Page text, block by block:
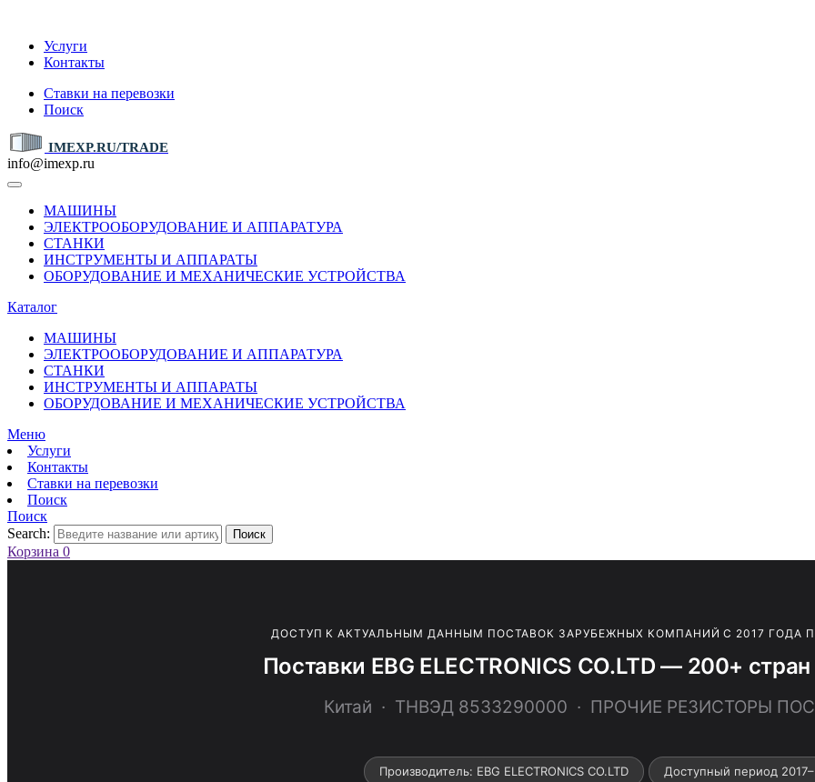
Услуги
Контакты
Ставки на перевозки
Поиск
IMEXP.RU/TRADE
info@imexp.ru
МАШИНЫ
ЭЛЕКТРООБОРУДОВАНИЕ И АППАРАТУРА
СТАНКИ
ИНСТРУМЕНТЫ И АППАРАТЫ
ОБОРУДОВАНИЕ И МЕХАНИЧЕСКИЕ УСТРОЙСТВА
Каталог
МАШИНЫ
ЭЛЕКТРООБОРУДОВАНИЕ И АППАРАТУРА
СТАНКИ
ИНСТРУМЕНТЫ И АППАРАТЫ
ОБОРУДОВАНИЕ И МЕХАНИЧЕСКИЕ УСТРОЙСТВА
Меню
Услуги
Контакты
Ставки на перевозки
Поиск
Поиск
Search:
Поиск
Корзина 0
ДОСТУП К АКТУАЛЬНЫМ ДАННЫМ ПОСТАВОК ЗАРУБЕЖНЫХ КОМПАНИЙ С 2017 ГОДА
Поставки EBG ELECTRONICS CO.LTD — 200+
Китай · ТНВЭД 8533290000 · ПРОЧИЕ РЕЗИСТОРЫ
Производитель: EBG ELECTRONICS CO.LTD Доступный период